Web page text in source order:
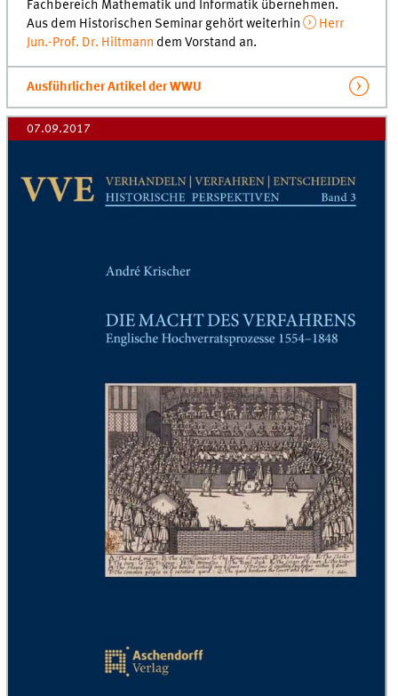
Fachbereich Mathematik und Informatik übernehmen.
Aus dem Historischen Seminar gehört weiterhin
Herr
Jun.-Prof. Dr. Hiltmann dem Vorstand an.
Ausführlicher Artikel der WWU
07.09.2017